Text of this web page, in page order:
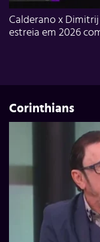
Calderano x
estreia em 2026
Corinthians